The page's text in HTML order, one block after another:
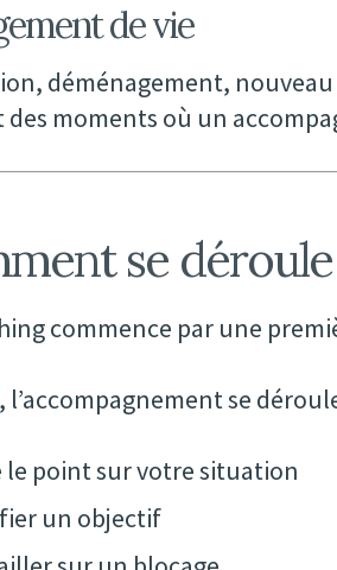
de vie
déménagement,
des moments où un
se
commence par une
l’accompagnement se
le point sur votre situation
un objectif